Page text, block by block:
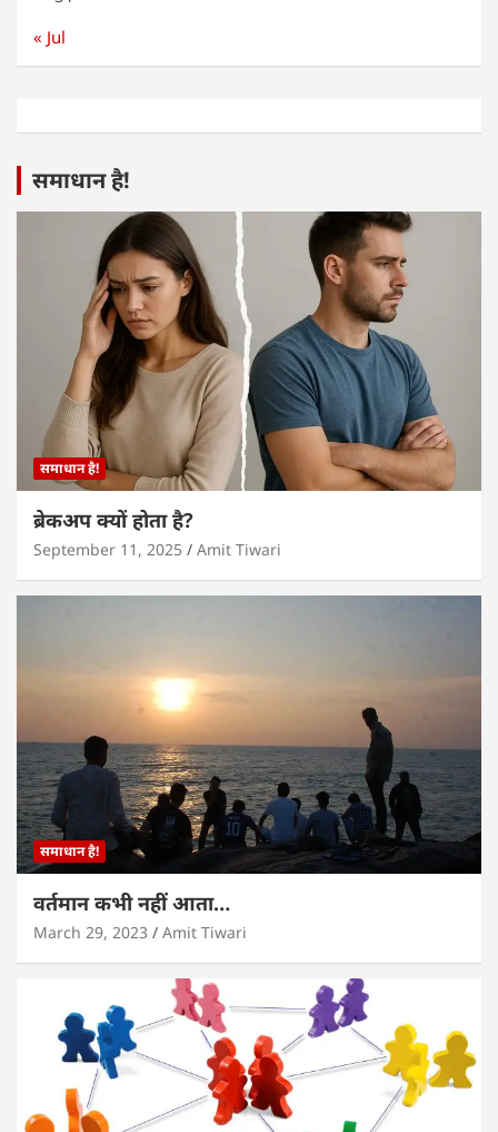
« Jul
समाधान है!
समाधान है!
ब्रेकअप क्यों होता है?
September 11, 2025 Amit Tiwari
समाधान है!
वर्तमान कभी नहीं आता…
March 29, 2023 Amit Tiwari